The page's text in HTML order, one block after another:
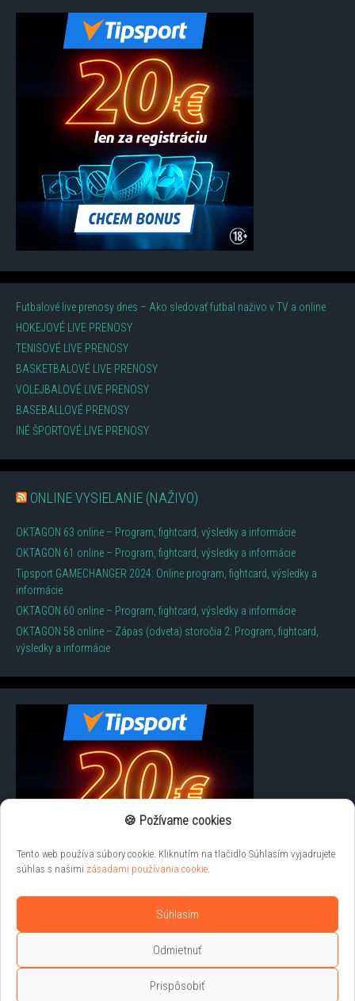
🍪 Požívame cookies
Tento web používa súbory cookie. Kliknutím na tlačidlo Súhlasím vyjadrujete
súhlas s našimi zásadami používania cookie.
Súhlasím
Odmietnuť
Prispôsobiť
Futbalové live prenosy dnes – Ako sledovať futbal naživo v TV a online
HOKEJOVÉ LIVE PRENOSY
TENISOVÉ LIVE PRENOSY
BASKETBALOVÉ LIVE PRENOSY
VOLEJBALOVÉ LIVE PRENOSY
BASEBALLOVÉ PRENOSY
INÉ ŠPORTOVÉ LIVE PRENOSY
ONLINE VYSIELANIE (NAŽIVO)
OKTAGON 63 online – Program, fightcard, výsledky a informácie
OKTAGON 61 online – Program, fightcard, výsledky a informácie
Tipsport GAMECHANGER 2024: Online program, fightcard, výsledky a
informácie
OKTAGON 60 online – Program, fightcard, výsledky a informácie
OKTAGON 58 online – Zápas (odveta) storočia 2: Program, fightcard,
výsledky a informácie